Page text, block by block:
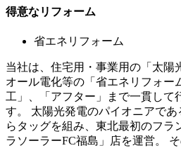
得意なリフォーム
省エネリフォーム
当社は、住宅用・事業用の「太陽
オール電化等の「省エネリフォー
工」、「アフター」まで一貫して
す。 太陽光発電のパイオニアで
らタッグを組み、東北最初のフラ
ラソーラーFC福島」店を運営。